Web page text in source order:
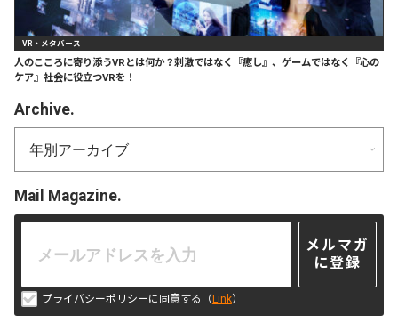
VR・メタバース
人のこころに寄り添うVRとは何か？刺激ではなく『癒し』、ゲームではなく『心の
ケア』社会に役立つVRを！
Archive.
Mail Magazine.
メルマガ
に登録
プライバシーポリシーに同意する（Link）